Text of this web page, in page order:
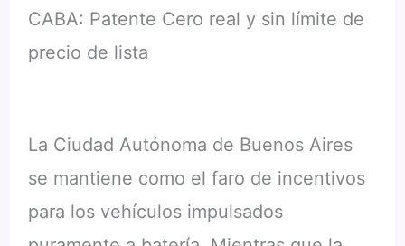
CABA: Patente Cero real y sin límite de
precio de lista
La Ciudad Autónoma de Buenos Aires
se mantiene como el faro de incentivos
para los vehículos impulsados